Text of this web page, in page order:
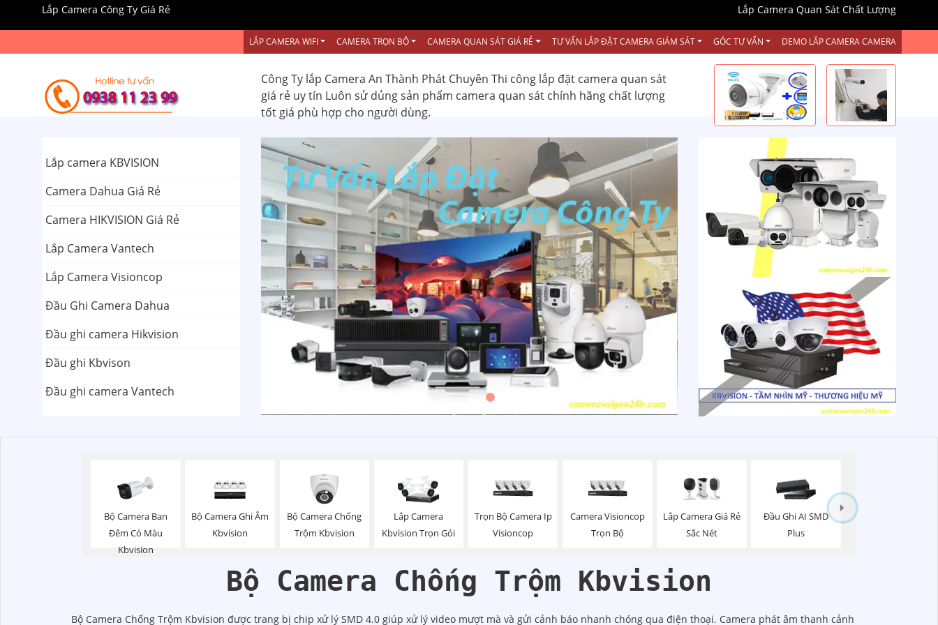
Lắp Camera Công Ty Giá Rẻ Lắp Camera Quan Sát Chất Lượng
LẮP CAMERA WIFI CAMERA TRỌN BỘ CAMERA QUAN SÁT GIÁ RẺ TƯ VẤN LẮP ĐẶT CAMERA GIÁM SÁT GÓC TƯ VẤN DEMO LẮP CAMERA CAMERA
Công Ty lắp Camera An Thành Phát Chuyên Thi công lắp đặt camera quan sát
giá rẻ uy tín Luôn sử dủng sản phẩm camera quan sát chính hãng chất lượng
tốt giá phù hợp cho người dùng.
Lắp camera KBVISION
Camera Dahua Giá Rẻ
Camera HIKVISION Giá Rẻ
Lắp Camera Vantech
Lắp Camera Visioncop
Đầu Ghi Camera Dahua
Đầu ghi camera Hikvision
Đầu ghi Kbvison
Đầu ghi camera Vantech
Bộ Camera Ban
Đêm Có Màu
Kbvision
Bộ Camera Ghi Âm
Kbvision
Bộ Camera Chống
Trộm Kbvision
Lắp Camera
Kbvision Trọn Gói
Trọn Bộ Camera Ip
Visioncop
Camera Visioncop
Trọn Bộ
Lắp Camera Giá Rẻ
Sắc Nét
Đầu Ghi AI SMD
Plus
Bộ Camera Chống Trộm Kbvision
Bộ Camera Chống Trộm Kbvision được trang bị chip xử lý SMD 4.0 giúp xử lý video mượt mà và gửi cảnh báo nhanh chóng qua điện thoại. Camera phát âm thanh cảnh